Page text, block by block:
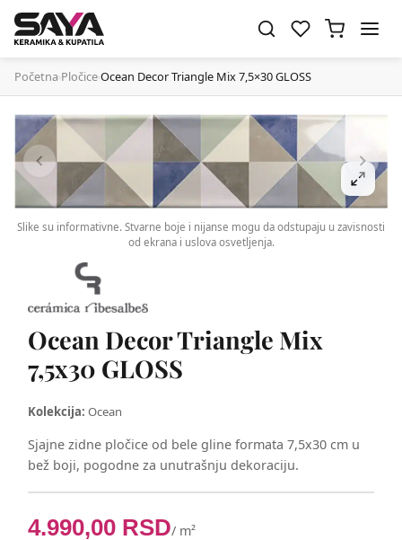
Početna›Pločice›Ocean Decor Triangle Mix 7,5×30 GLOSS
Slike su informativne. Stvarne boje i nijanse mogu da odstupaju u zavisnosti
od ekrana i uslova osvetljenja.
Ocean Decor Triangle Mix
7,5x30 GLOSS
Kolekcija: Ocean
Sjajne zidne pločice od bele gline formata 7,5x30 cm u
bež boji, pogodne za unutrašnju dekoraciju.
4.990,00 RSD/ m²